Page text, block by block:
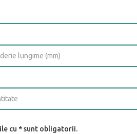
cu * sunt obligatorii.